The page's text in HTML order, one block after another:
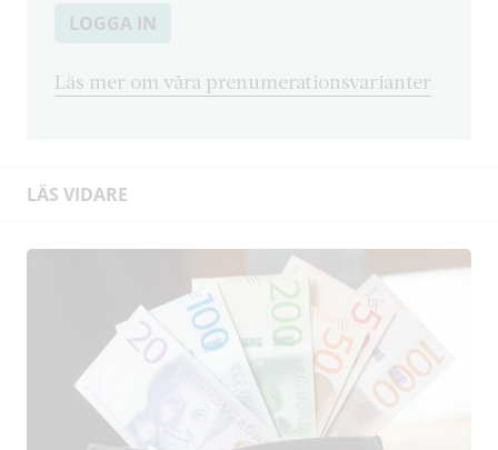
LOGGA IN
Läs mer om våra prenumerationsvarianter
LÄS VIDARE